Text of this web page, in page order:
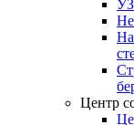
Центр